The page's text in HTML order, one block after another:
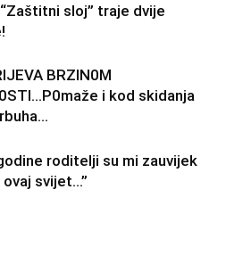
sloj” traje dvije
BRZIN0M
i kod skidanja
roditelji su mi zauvijek
svijet…”